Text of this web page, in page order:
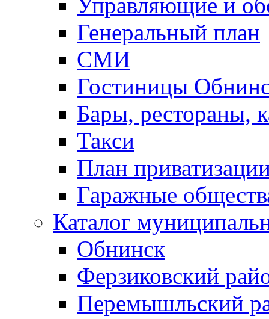
Управляющие и
Генеральный план
СМИ
Гостиницы
Бары, рестораны,
Такси
План
Гаражные
Каталог
Обнинск
Ферзиковский
Перемышльский